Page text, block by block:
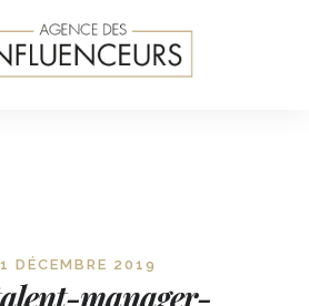
DÉCEMBRE 2019
manager-